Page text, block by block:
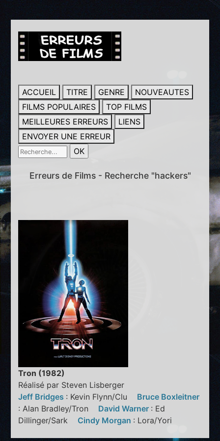
ACCUEIL TITRE GENRE
NOUVEAUTES
FILMS POPULAIRES
TOP FILMS
MEILLEURES ERREURS
LIENS
ENVOYER UNE ERREUR
Erreurs de Films - Recherche "hackers"
Tron (1982)
Réalisé par Steven Lisberger
Jeff Bridges : Kevin Flynn/Clu Bruce Boxleitner
: Alan Bradley/Tron David Warner : Ed
Dillinger/Sark Cindy Morgan : Lora/Yori